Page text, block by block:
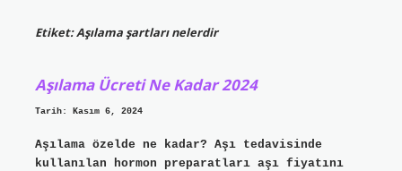
Etiket:Aşılama şartları nelerdir
Aşılama Ücreti Ne Kadar 2024
Tarih: Kasım 6, 2024
Aşılama özelde ne kadar? Aşı tedavisinde
kullanılan hormon preparatları aşı fiyatını